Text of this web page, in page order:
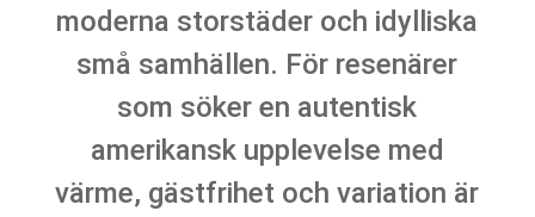
moderna storstäder och idylliska
små samhällen. För resenärer
som söker en autentisk
amerikansk upplevelse med
värme, gästfrihet och variation är